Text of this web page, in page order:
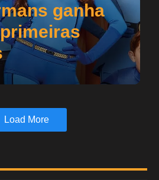
ganha
Load More